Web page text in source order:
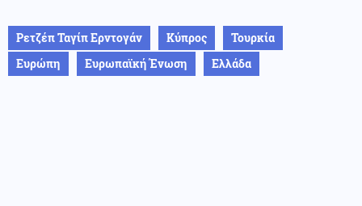
Ρετζέπ Ταγίπ Ερντογάν Κύπρος
Τουρκία
Ευρώπη
Ευρωπαϊκή Ένωση Ελλάδα